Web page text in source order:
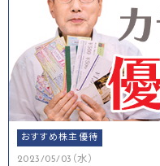
おすすめ株主優待
2023/05/03（水）